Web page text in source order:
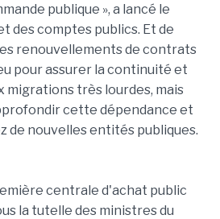
publique », a lancé le
des comptes publics. Et de
renouvellements de contrats
pour assurer la continuité et
migrations très lourdes, mais
cette dépendance et
de nouvelles entités publiques.
centrale d'achat public
la tutelle des ministres du